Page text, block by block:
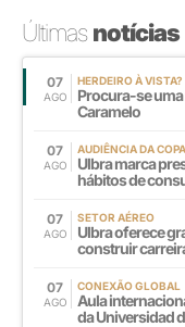
Últimasnotícias
07
AGO
HERDEIRO À VISTA?
Procura-se
Caramelo
07
AGO
AUDIÊNCIA DA
Ulbra marca
hábitos de
07
AGO
SETOR AÉREO
Ulbra oferece
construir
07
AGO
CONEXÃO GLOBAL
Aula
da Universidad